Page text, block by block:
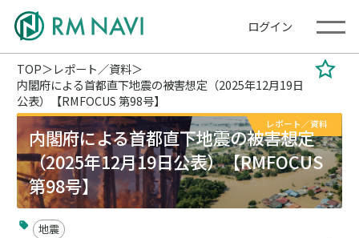
ログイン
TOP
レポート／資料
内閣府による首都直下地震の被害想定（2025年12月19日
公表）【RMFOCUS 第98号】
レポート／資料
内閣府による首都直下地震の被害想定
（2025年12月19日公表）【RMFOCUS
第98号】
地震